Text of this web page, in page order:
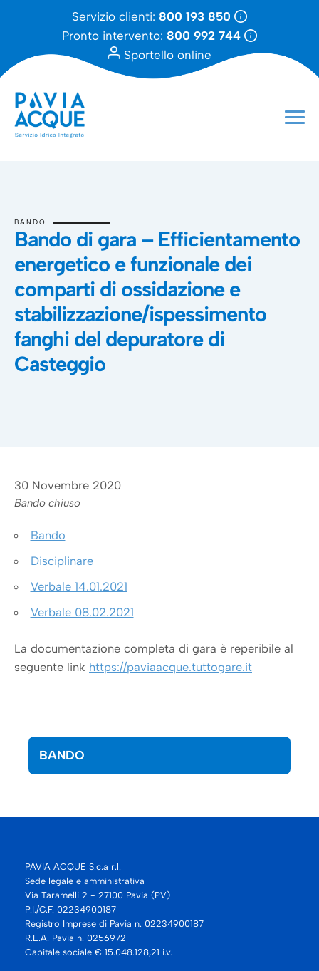
Servizio clienti: 800 193 850
Pronto intervento: 800 992 744
Sportello online
BANDO
Bando di gara – Efficientamento
energetico e funzionale dei
comparti di ossidazione e
stabilizzazione/ispessimento
fanghi del depuratore di
Casteggio
30 Novembre 2020
Bando chiuso
Bando
Disciplinare
Verbale 14.01.2021
Verbale 08.02.2021
La documentazione completa di gara è reperibile al
seguente link https://paviaacque.tuttogare.it
BANDO
PAVIA ACQUE S.c.a r.l.
Sede legale e amministrativa
Via Taramelli 2 - 27100 Pavia (PV)
P.I./C.F. 02234900187
Registro Imprese di Pavia n. 02234900187
R.E.A. Pavia n. 0256972
Capitale sociale € 15.048.128,21 i.v.